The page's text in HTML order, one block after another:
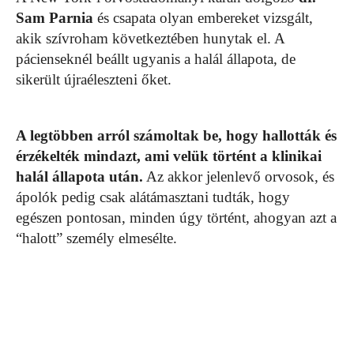
Sam Parnia és csapata olyan embereket vizsgált,
akik szívroham következtében hunytak el. A
pácienseknél beállt ugyanis a halál állapota, de
sikerült újraéleszteni őket.
A legtöbben arról számoltak be, hogy hallották és
érzékelték mindazt, ami velük történt a klinikai
halál állapota után. Az akkor jelenlevő orvosok, és
ápolók pedig csak alátámasztani tudták, hogy
egészen pontosan, minden úgy történt, ahogyan azt a
“halott” személy elmesélte.